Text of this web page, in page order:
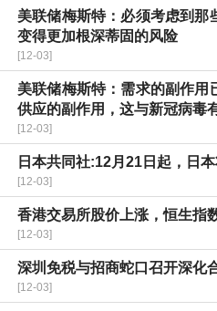
美联储梅斯特：必须考虑到那
变得更加根深蒂固的风险
[12-03]
美联储梅斯特：需求的副作用
供应的副作用，这与新冠病毒
[12-03]
日本共同社:12月21日起，日
[12-03]
香港交易所股价上涨，恒生指
[12-03]
深圳免税与招商蛇口召开深化
[12-03]